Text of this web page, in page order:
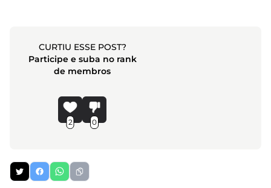
CURTIU ESSE POST?
Participe e suba no rank
de membros
2 0